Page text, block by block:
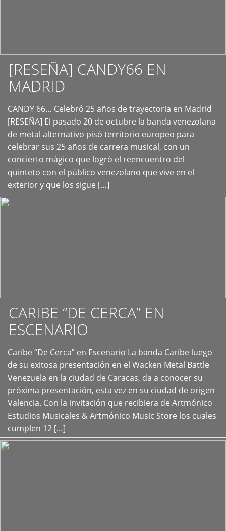
[RESEÑA] CANDY66 EN
MADRID
CANDY 66… Celebró 25 años de trayectoria en Madrid
[RESEÑA] El pasado 20 de octubre la banda venezolana
de metal alternativo pisó territorio europeo para
celebrar sus 25 años de carrera musical, con un
concierto mágico que logró el reencuentro del
quinteto con el público venezolano que vive en el
exterior y que los sigue […]
+
CARIBE “DE CERCA” EN
ESCENARIO
Caribe “De Cerca” en Escenario La banda Caribe luego
de su exitosa presentación en el Wacken Metal Battle
Venezuela en la ciudad de Caracas, da a conocer su
próxima presentación, esta vez en su ciudad de origen
Valencia. Con la invitación que recibiera de Artmónico
Estudios Musicales & Artmónico Music Store los cuales
cumplen 12 […]
+